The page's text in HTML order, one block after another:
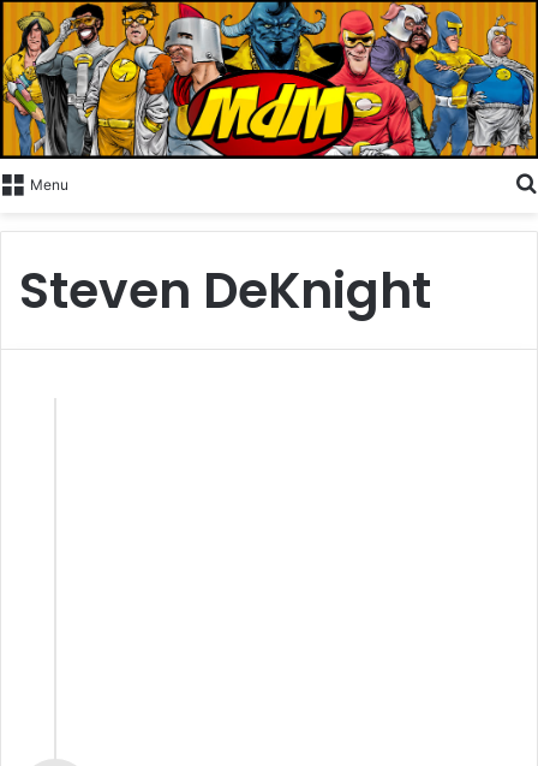
Menu
Steven DeKnight